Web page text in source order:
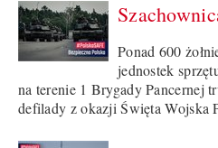
Ponad 600
jednostek
na terenie 1 Brygady Pancernej
defilady z okazji Święta Wojska